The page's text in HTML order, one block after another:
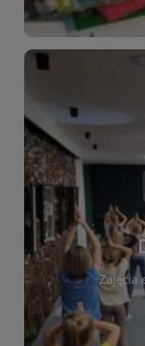
Zajęcia
informacje o
plastycznych i
dzieci.
opowiadań i
kącik do
rozbudzać
Zapraszamy do